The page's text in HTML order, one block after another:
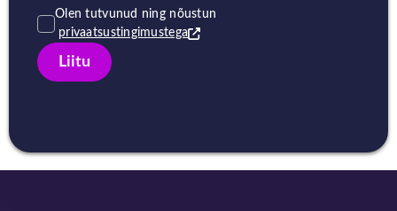
Olen tutvunud ning nõustun
privaatsustingimustega
Liitu